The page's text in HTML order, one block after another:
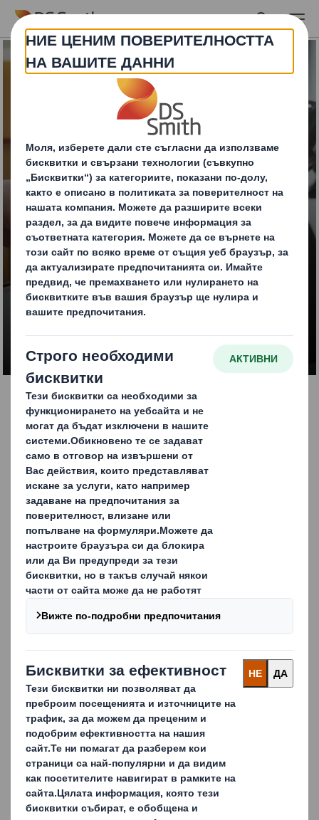
Skip to main content
Проследимост
ВРЪЗКА С НАС
Проследимост
Нашите решения за проследяване осигуряват 100%
проследимост по цялата верига на доставки, като
решенията включват QR кодове и RFID за връзка в
склада.
Отпечатване на индивидуални, специфични знаци,
като QR кодове, върху всяка опаковка
Използването на един код за всеки етап от цикъла на
доставка без допълнителни етикети
Проследимост и видимост през всички етапи на
доставка
Ние помагаме да създадете силен бранд
Нашата технология оживява и позволява на клиентите
ви да навлязат в света на вашия бранд. С помощта на
AR например може да се сканира изображение или код,
за да се предостави цялостно преживяване на бранда
директно на смартфоните на вашите потребители и да
се осигури завладяващ комуникационен канал за
предоставяне на услугите ви, включително: